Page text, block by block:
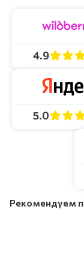
4.9
5.0
Рекомендуем